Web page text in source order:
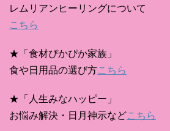
レムリアンヒーリングについて
こちら
★「食材ぴかぴか家族」
食や日用品の選び方こちら
★「人生みなハッピー」
お悩み解決・日月神示などこちら